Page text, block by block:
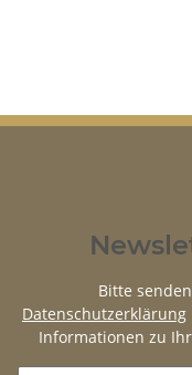
Bitte
Datenschutzerklärung
Informationen zu